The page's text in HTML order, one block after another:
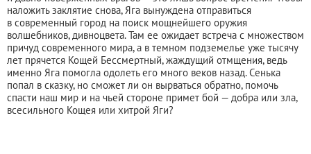
наложить заклятие снова, Яга вынуждена отправиться
в современный город на поиск мощнейшего оружия
волшебников, дивноцвета. Там ее ожидает встреча с множеством
причуд современного мира, а в темном подземелье уже тысячу
лет прячется Кощей Бессмертный, жаждущий отмщения, ведь
именно Яга помогла одолеть его много веков назад. Сенька
попал в сказку, но сможет ли он вырваться обратно, помочь
спасти наш мир и на чьей стороне примет бой — добра или зла,
всесильного Кощея или хитрой Яги?